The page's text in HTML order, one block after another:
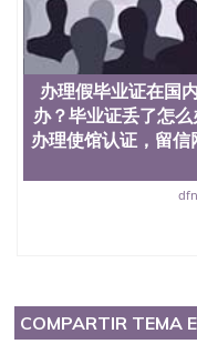
办理假毕业证在国
办？毕业证丢了怎
办理使馆认证，留
COMPARTIR TEMA